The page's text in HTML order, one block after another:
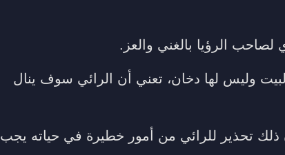
لصاحب الرؤيا بالغني والعز.
وليس لها دخان، تعني أن الرائي سوف ينال
ذلك تحذير للرائي من أمور خطيرة في حياته يجب